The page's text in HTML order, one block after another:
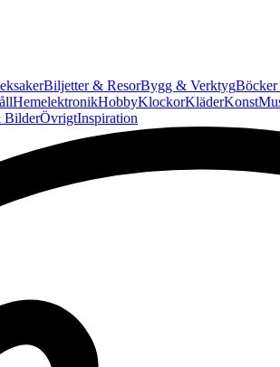
Biljetter & ResorBygg & Verktyg
HemelektronikHobbyKlockorKläderKonst
BilderÖvrigtInspiration